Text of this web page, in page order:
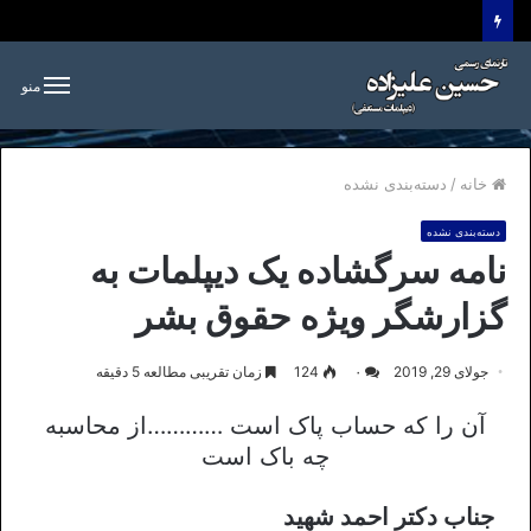
منو
خانه / دسته‌بندی نشده
دسته‌بندی نشده
نامه سرگشاده یک دیپلمات به
گزارشگر ویژه حقوق بشر
جولای 29, 2019 ۰ 124 زمان تقریبی مطالعه 5 دقیقه
آن را که حساب پاک است …………از محاسبه
چه باک است
جناب دکتر احمد شهید